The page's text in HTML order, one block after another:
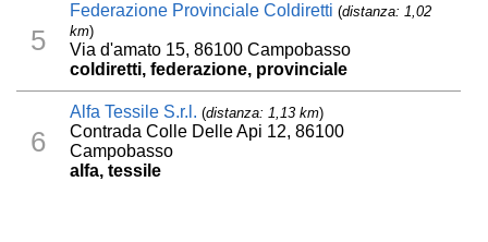
5
Federazione Provinciale Coldiretti (distanza: 1,02
km)
Via d'amato 15, 86100 Campobasso
coldiretti, federazione, provinciale
6
Alfa Tessile S.r.l. (distanza: 1,13 km)
Contrada Colle Delle Api 12, 86100
Campobasso
alfa, tessile